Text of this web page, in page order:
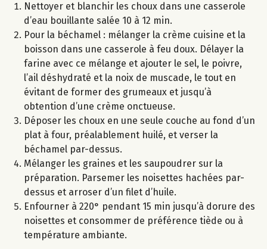
Nettoyer et blanchir les choux dans une casserole
d’eau bouillante salée 10 à 12 min.
Pour la béchamel : mélanger la crème cuisine et la
boisson dans une casserole à feu doux. Délayer la
farine avec ce mélange et ajouter le sel, le poivre,
l’ail déshydraté et la noix de muscade, le tout en
évitant de former des grumeaux et jusqu’à
obtention d’une crème onctueuse.
Déposer les choux en une seule couche au fond d’un
plat à four, préalablement huilé, et verser la
béchamel par-dessus.
Mélanger les graines et les saupoudrer sur la
préparation. Parsemer les noisettes hachées par-
dessus et arroser d’un filet d’huile.
Enfourner à 220° pendant 15 min jusqu’à dorure des
noisettes et consommer de préférence tiède ou à
température ambiante.